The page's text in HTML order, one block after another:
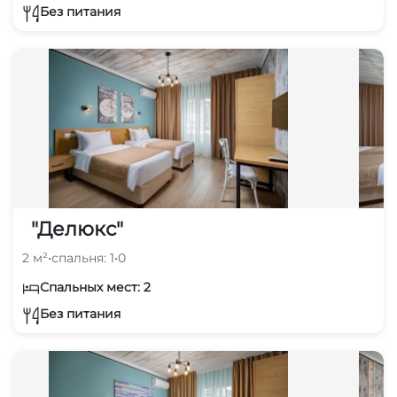
Без питания
"Делюкс"
2 м²•спальня: 1•0
Спальных мест: 2
Без питания